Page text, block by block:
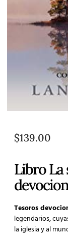
$139.00
Libro La
Tesoros
legendarios,
la iglesia y al